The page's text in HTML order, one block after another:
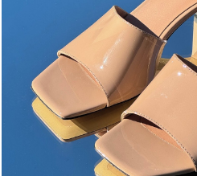
The most-wanted mules and